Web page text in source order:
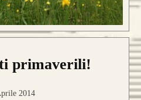
primaverili!
2014